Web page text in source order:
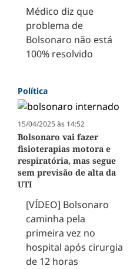
Médico diz que
problema de
Bolsonaro não está
100% resolvido
Política
15/04/2025 às 14:52
Bolsonaro vai fazer
fisioterapias motora e
respiratória, mas segue
sem previsão de alta da
UTI
[VÍDEO] Bolsonaro
caminha pela
primeira vez no
hospital após cirurgia
de 12 horas